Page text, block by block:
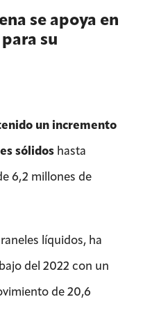
se apoya en
su
un incremento
sólidos hasta
6,2 millones de
líquidos, ha
del 2022 con un
de 20,6